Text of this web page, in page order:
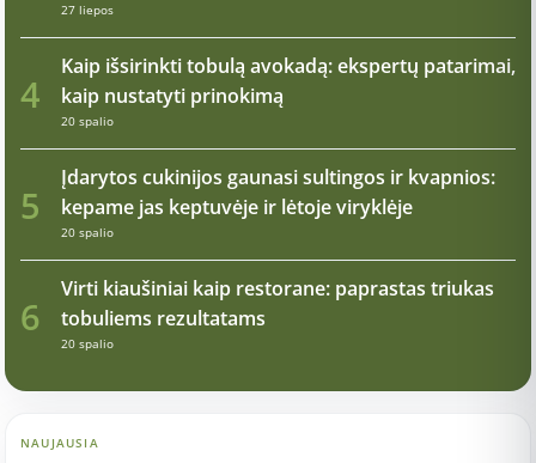
27 liepos
4
Kaip išsirinkti tobulą avokadą: ekspertų patarimai,
kaip nustatyti prinokimą
20 spalio
5
Įdarytos cukinijos gaunasi sultingos ir kvapnios:
kepame jas keptuvėje ir lėtoje viryklėje
20 spalio
6
Virti kiaušiniai kaip restorane: paprastas triukas
tobuliems rezultatams
20 spalio
NAUJAUSIA